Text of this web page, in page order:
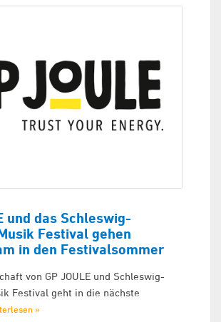
und das Schleswig-
Festival gehen
in den Festivalsommer
von GP JOULE und Schleswig-
Festival geht in die nächste
»